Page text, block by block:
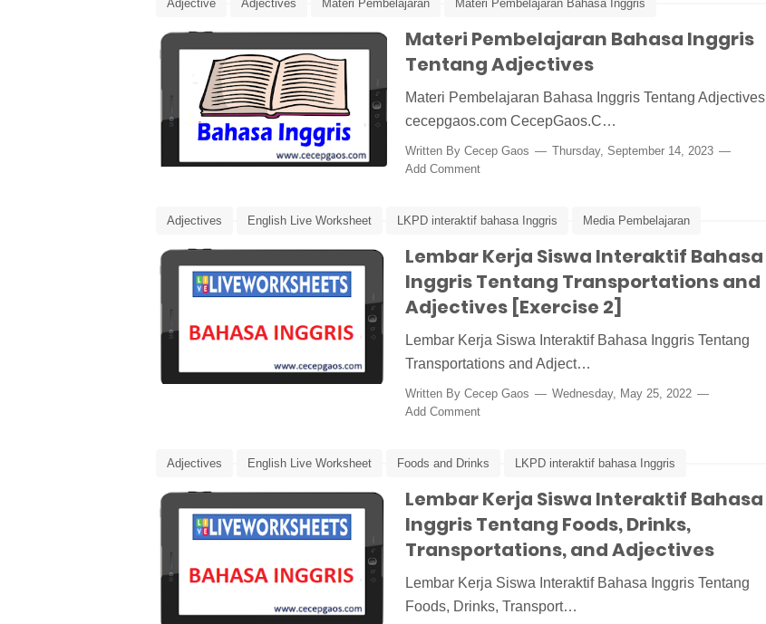
Adjective Adjectives Materi Pembelajaran Materi Pembelajaran Bahasa Inggris
Ringkasan Materi
Materi Pembelajaran Bahasa Inggris
Tentang Adjectives
Materi Pembelajaran Bahasa Inggris Tentang Adjectives
cecepgaos.com CecepGaos.C…
Written By Cecep Gaos
Thursday, September 14, 2023
Add Comment
Adjectives English Live Worksheet LKPD interaktif bahasa Inggris Media Pembelajaran
Transportations
Lembar Kerja Siswa Interaktif Bahasa
Inggris Tentang Transportations and
Adjectives [Exercise 2]
Lembar Kerja Siswa Interaktif Bahasa Inggris Tentang
Transportations and Adject…
Written By Cecep Gaos
Wednesday, May 25, 2022
Add Comment
Adjectives English Live Worksheet Foods and Drinks LKPD interaktif bahasa Inggris
Media Pembelajaran Transportations
Lembar Kerja Siswa Interaktif Bahasa
Inggris Tentang Foods, Drinks,
Transportations, and Adjectives
Lembar Kerja Siswa Interaktif Bahasa Inggris Tentang
Foods, Drinks, Transport…